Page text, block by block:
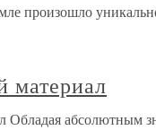
произошло
материал
Обладая абсолютным